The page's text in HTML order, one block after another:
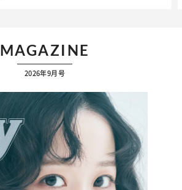
MAGAZINE
2026年9月号